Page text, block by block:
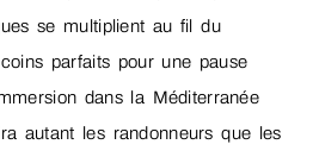
se multiplient au fil du
parfaits pour une pause
dans la Méditerranée
autant les randonneurs que les